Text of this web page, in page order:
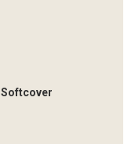
Softcover